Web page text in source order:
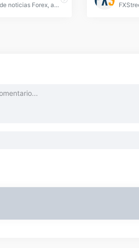
Kitco News: Fuente líder de noticias Forex, análisis de mercados financieros y cotizaciones en tiempo real para inversores hispanohablantes.